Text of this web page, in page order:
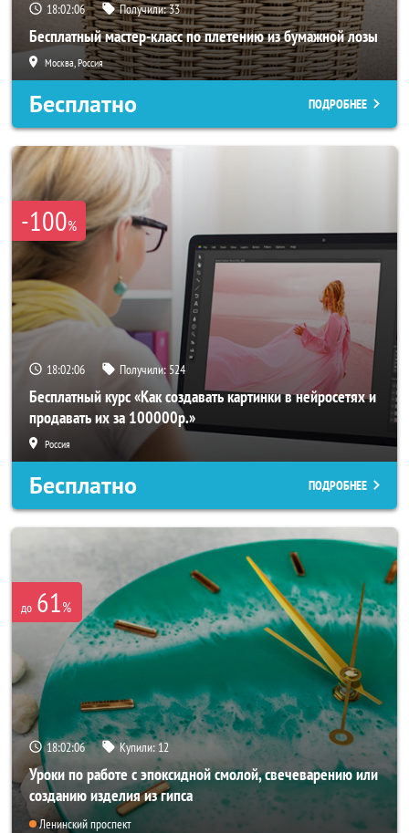
18:02:05 Получили:33
Бесплатный мастер-класс по плетению из бумажной лозы
Москва, Россия
Бесплатно ПОДРОБНЕЕ
-100%
18:02:05 Получили: 524
Бесплатный курс «Как создавать картинки в нейросетях и
продавать их за 100000р.»
Россия
Бесплатно ПОДРОБНЕЕ
до 61%
18:02:05 Купили: 12
Уроки по работе с эпоксидной смолой, свечеварению или
созданию изделия из гипса
Ленинский проспект